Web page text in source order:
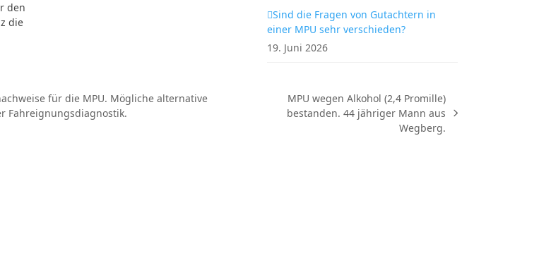
den
die
Sind die Fragen von Gutachtern in
einer MPU sehr verschieden?
19. Juni 2026
für die MPU. Mögliche alternative
Fahreignungsdiagnostik.
MPU wegen Alkohol (2,4 Promille)
bestanden. 44 jähriger Mann aus
Wegberg.